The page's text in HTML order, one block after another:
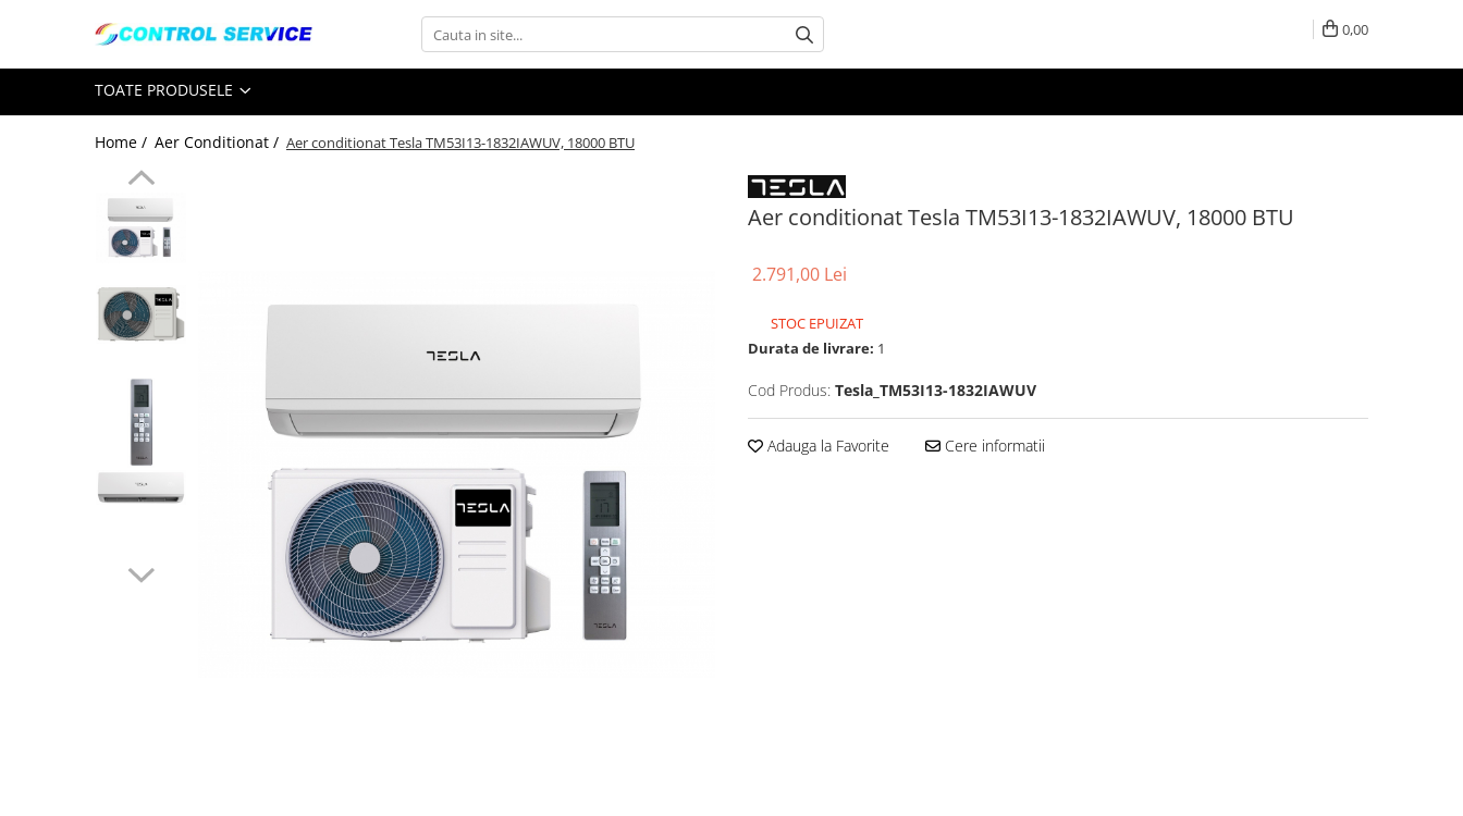
Toate Produsele
Servicii
Centrale termice
Centrale termice
Aer Conditionat
Pompe de caldura
0,00
TOATE PRODUSELE
Home / Aer Conditionat / Aer conditionat Tesla TM53I13-1832IAWUV, 18000 BTU
Aer conditionat Tesla TM53I13-1832IAWUV, 18000 BTU
2.791,00 Lei
STOC EPUIZAT
Durata de livrare: 1
Cod Produs: Tesla_TM53I13-1832IAWUV
Adauga la Favorite Cere informatii